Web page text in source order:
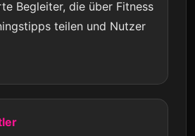
Begleiter, die über Fitness
teilen und Nutzer